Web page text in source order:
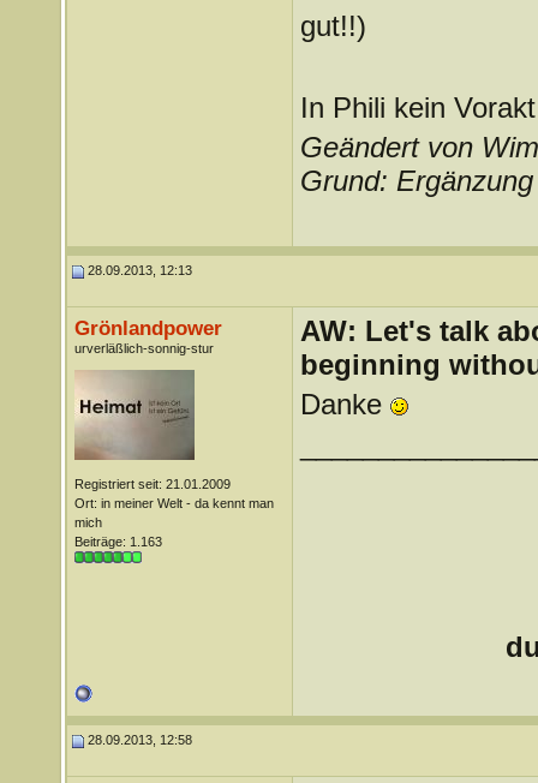
gut!!)
In Phili kein
Geändert von
Grund: Ergänzung
28.09.2013, 12:13
Grönlandpower
urverläßlich-sonnig-stur
Registriert seit: 21.01.2009
Ort: in meiner Welt - da kennt man
mich
Beiträge: 1.163
AW: Let's talk
beginning
Danke
28.09.2013, 12:58